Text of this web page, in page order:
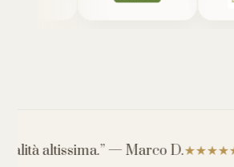
altissima.” — Marco D.